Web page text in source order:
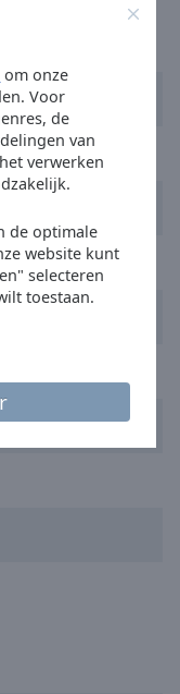
om onze
Voor
de
van
verwerken
de optimale
website kunt
selecteren
toestaan.
Conocido